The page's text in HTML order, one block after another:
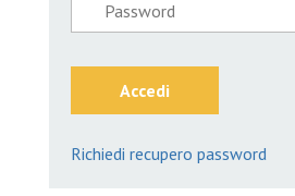
Accedi
Richiedi recupero password